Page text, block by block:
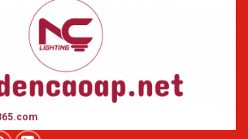
.com